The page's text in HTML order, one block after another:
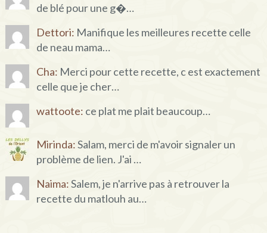
de blé pour une g�…
Dettori: Manifique les meilleures recette celle
de neau mama…
Cha: Merci pour cette recette, c est exactement
celle que je cher…
wattoote: ce plat me plait beaucoup…
Mirinda:Salam, merci de m'avoir signaler un
problème de lien. J'ai …
Naima:Salem, je n'arrive pas à retrouver la
recette du matlouh au…